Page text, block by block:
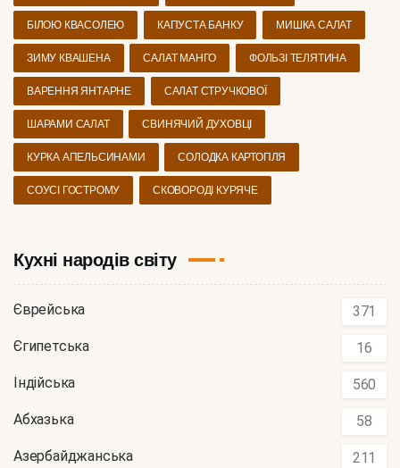
БІЛОЮ КВАСОЛЕЮ КАПУСТА БАНКУ МИШКА САЛАТ
ЗИМУ КВАШЕНА САЛАТ МАНГО ФОЛЬЗІ ТЕЛЯТИНА
ВАРЕННЯ ЯНТАРНЕ САЛАТ СТРУЧКОВОЇ
ШАРАМИ САЛАТ СВИНЯЧИЙ ДУХОВЦІ
КУРКА АПЕЛЬСИНАМИ СОЛОДКА КАРТОПЛЯ
СОУСІ ГОСТРОМУ СКОВОРОДІ КУРЯЧЕ
Кухні народів світу
Єврейська 371
Єгипетська 16
Індійська 560
Абхазька 58
Азербайджанська 211